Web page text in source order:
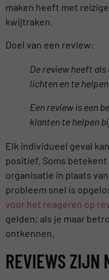
maken heeft met
kwijtraken.
Doel van een review:
De review heeft als
lichtenen te helpen
Een review is een
klanten te helpen
Elk individueel geval
positief. Soms
organisatie in plaats
probleem snel is
voor het reageren op
gelden; als je maar
ontkennen.
REVIEWS ZIJN